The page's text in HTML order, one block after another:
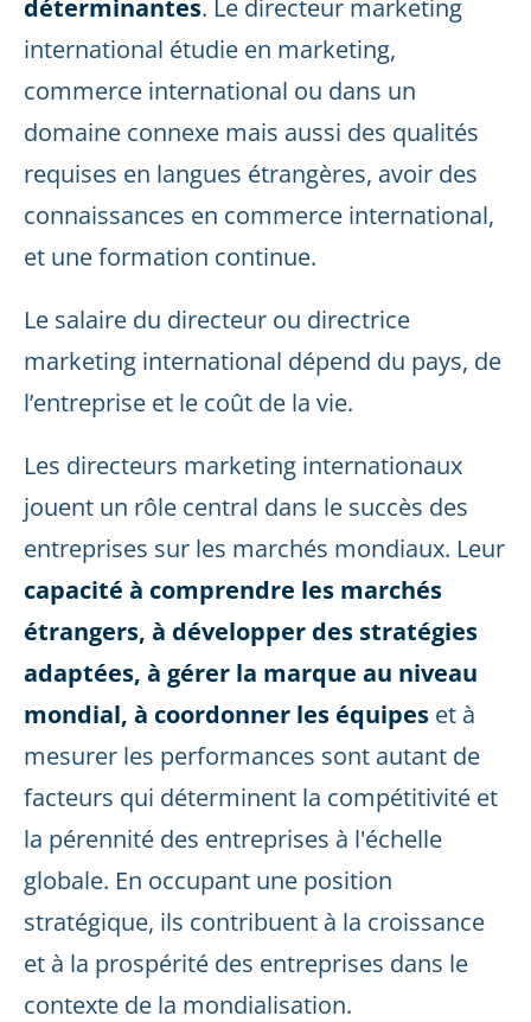
déterminantes. Le directeur marketing
international étudie en marketing,
commerce international ou dans un
domaine connexe mais aussi des qualités
requises en langues étrangères, avoir des
connaissances en commerce international,
et une formation continue.
Le salaire du directeur ou directrice
marketing international dépend du pays, de
l’entreprise et le coût de la vie.
Les directeurs marketing internationaux
jouent un rôle central dans le succès des
entreprises sur les marchés mondiaux. Leur
capacité à comprendre les marchés
étrangers, à développer des stratégies
adaptées, à gérer la marque au niveau
mondial, à coordonner les équipes et à
mesurer les performances sont autant de
facteurs qui déterminent la compétitivité et
la pérennité des entreprises à l'échelle
globale. En occupant une position
stratégique, ils contribuent à la croissance
et à la prospérité des entreprises dans le
contexte de la mondialisation.